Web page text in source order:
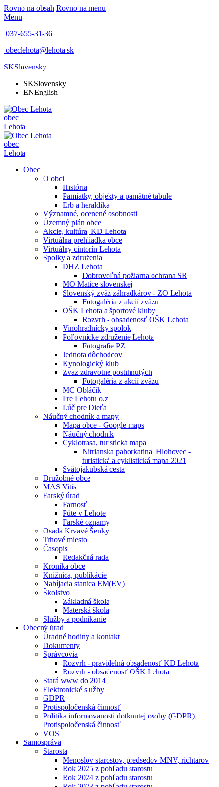
Rovno na obsah Rovno na menu
Menu
037-655-31-36
obeclehota@lehota.sk
SKSlovensky
SKSlovensky
ENEnglish
obec
Lehota
obec
Lehota
Obec
O obci
História
Pamiatky, objekty a pamätné tabule
Erb a heraldika
Významné, ocenené osobnosti
Územný plán obce
Akcie, kultúra, KD Lehota
Virtuálna prehliadka obce
Virtuálny cintorín Lehota
Spolky a združenia
DHZ Lehota
Dobrovoľná požiarna ochrana SR
MO Matice slovenskej
Slovenský zväz záhradkárov - ZO Lehota
Fotogaléria z akcií zväzu
OŠK Lehota a športové kluby
Rozvrh - obsadenosť OŠK Lehota
Vinohradnícky spolok
Poľovnícke združenie Lehota
Fotografie PZ
Jednota dôchodcov
Kynologický klub
Zväz zdravotne postihnutých
Fotogaléria z akcií zväzu
MC Obláčik
Pre Lehotu o.z.
Lúč pre Dieťa
Náučný chodník a mapy
Mapa obce - Google maps
Náučný chodník
Cyklotrasa, turistická mapa
Nitrianska pahorkatina, Hlohovec -
turistická a cyklistická mapa 2021
Svätojakubská cesta
Družobné obce
MAS Vitis
Farský úrad
Farnosť
Púte v Lehote
Farské oznamy
Osada Krvavé Šenky
Trhové miesto
Časopis
Redakčná rada
Kronika obce
Knižnica, publikácie
Nabíjacia stanica EM(EV)
Školstvo
Základná škola
Materská škola
Služby a podnikanie
Obecný úrad
Úradné hodiny a kontakt
Dokumenty
Správcovia
Rozvrh - pravidelná obsadenosť KD Lehota
Rozvrh - obsadenosť OŠK Lehota
Stará www do 2014
Elektronické služby
GDPR
Protispoločenská činnosť
Politika informovanosti dotknutej osoby (GDPR),
Protispoločenská činnosť
VOS
Samospráva
Starosta
Menoslov starostov, predsedov MNV, richtárov
Rok 2025 z pohľadu starostu
Rok 2024 z pohľadu starostu